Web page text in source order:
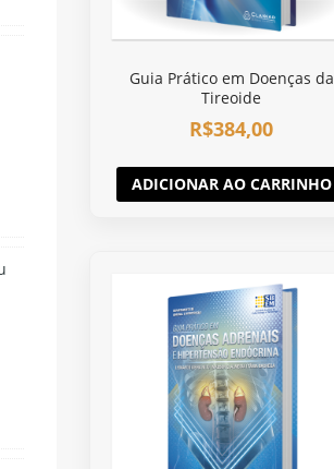
Guia Prático em Doenças da
Tireoide
R$384,00
ADICIONAR AO CARRINHO